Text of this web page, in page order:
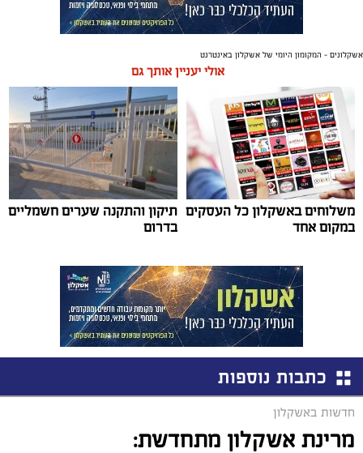
אשקלונים - המקומון היומי של אשקלון באינטרנט
אולי יעניין אותך גם
משלוחים באשקלון כל העסקים
במקום אחד
תיקון והתקנה שערים חשמליים
בדרום
כתבות נוספות
חדשות באשקלון
מרינת אשקלון מתחדשת: